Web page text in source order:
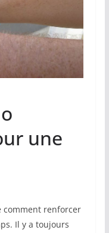
une
comment renforcer
Il y a toujours